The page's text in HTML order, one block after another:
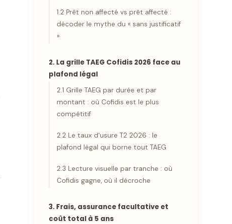
1.2 Prêt non affecté vs prêt affecté :
décoder le mythe du « sans justificatif
»
2. La grille TAEG Cofidis 2026 face au
plafond légal
2.1 Grille TAEG par durée et par
montant : où Cofidis est le plus
compétitif
2.2 Le taux d'usure T2 2026 : le
plafond légal qui borne tout TAEG
2.3 Lecture visuelle par tranche : où
Cofidis gagne, où il décroche
3. Frais, assurance facultative et
coût total à 5 ans